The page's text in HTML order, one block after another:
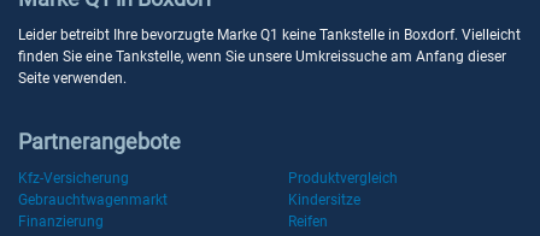
Leider betreibt Ihre bevorzugte Marke Q1 keine Tankstelle in Boxdorf. Vielleicht
finden Sie eine Tankstelle, wenn Sie unsere Umkreissuche am Anfang dieser
Seite verwenden.
Partnerangebote
Kfz-Versicherung
Produktvergleich
Gebrauchtwagenmarkt
Kindersitze
Finanzierung
Reifen